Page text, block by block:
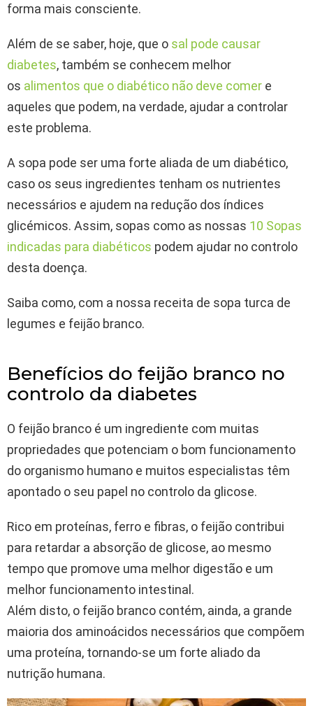
forma mais consciente.
Além de se saber, hoje, que o sal pode causar
diabetes, também se conhecem melhor
os alimentos que o diabético não deve comer e
aqueles que podem, na verdade, ajudar a controlar
este problema.
A sopa pode ser uma forte aliada de um diabético,
caso os seus ingredientes tenham os nutrientes
necessários e ajudem na redução dos índices
glicémicos. Assim, sopas como as nossas 10 Sopas
indicadas para diabéticos podem ajudar no controlo
desta doença.
Saiba como, com a nossa receita de sopa turca de
legumes e feijão branco.
Benefícios do feijão branco no
controlo da diabetes
O feijão branco é um ingrediente com muitas
propriedades que potenciam o bom funcionamento
do organismo humano e muitos especialistas têm
apontado o seu papel no controlo da glicose.
Rico em proteínas, ferro e fibras, o feijão contribui
para retardar a absorção de glicose, ao mesmo
tempo que promove uma melhor digestão e um
melhor funcionamento intestinal.
Além disto, o feijão branco contém, ainda, a grande
maioria dos aminoácidos necessários que compõem
uma proteína, tornando-se um forte aliado da
nutrição humana.